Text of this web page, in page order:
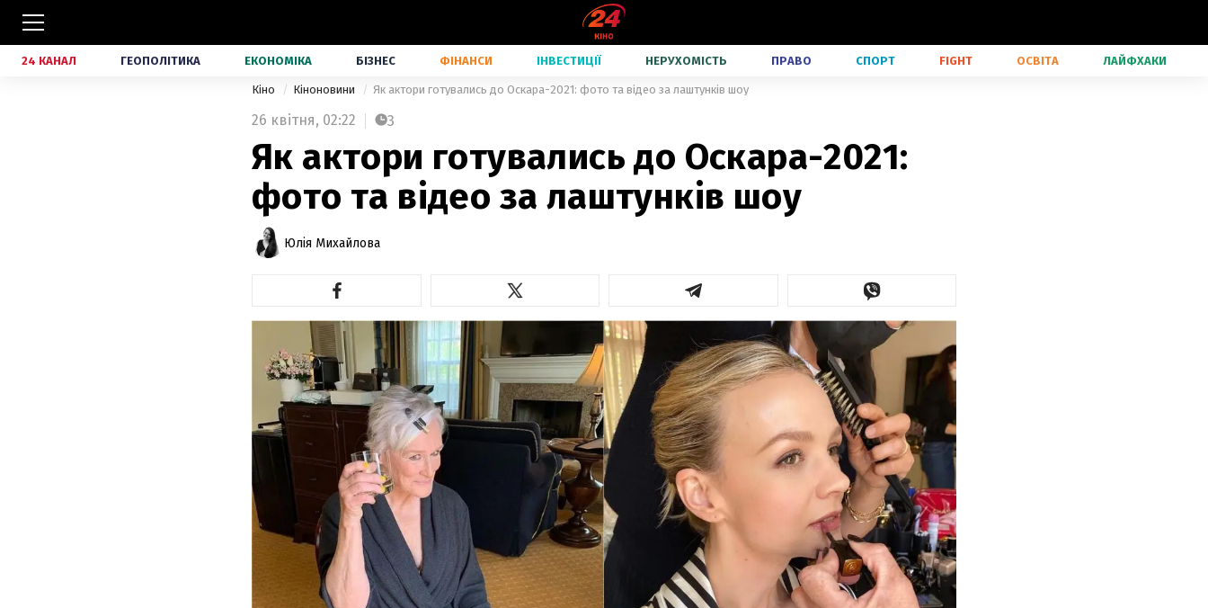
24 КАНАЛ ГЕОПОЛІТИКА ЕКОНОМІКА БІЗНЕС ФІНАНСИ ІНВЕСТИЦІЇ НЕРУХОМІСТЬ ПРАВО СПОРТ FIGHT ОСВІТА ЛАЙФХАКИ
Кіно Кіноновини Як актори готувались до Оскара-2021: фото та відео за лаштунків шоу
26 квітня, 02:22 3
Як актори готувались до Оскара-2021:
фото та відео за лаштунків шоу
Юлія Михайлова